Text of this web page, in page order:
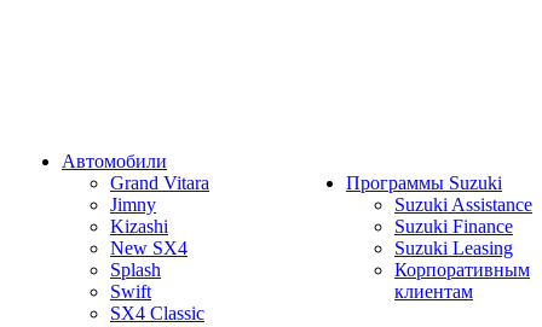
Автомобили
Grand Vitara
Jimny
Kizashi
New SX4
Splash
Swift
SX4 Classic
Программы Suzuki
Suzuki Assistance
Suzuki Finance
Suzuki Leasing
Корпоративным
клиентам